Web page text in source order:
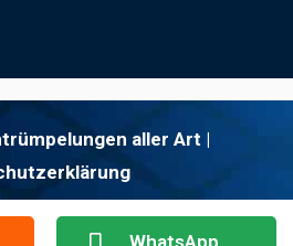
aller Art |
WhatsApp